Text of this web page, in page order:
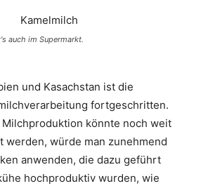
auch im Supermarkt.
und Kasachstan ist die
fortgeschritten.
Milchproduktion könnte noch weit
werden, würde man zunehmend
anwenden, die dazu geführt
hochproduktiv wurden, wie